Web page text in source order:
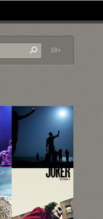
18+
фотоконкурса
World Press
...